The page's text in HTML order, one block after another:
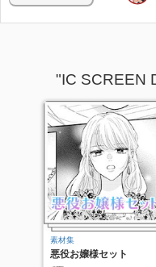
"IC SCREEN
素材集
悪役お嬢様セット